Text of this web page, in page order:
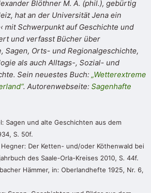
Blöthner M. A. (phil.), gebürtig
hat an der Universität Jena ein
mit Schwerpunkt auf Geschichte und
und verfasst Bücher über
Sagen, Orts- und Regionalgeschichte,
als auch Alltags-, Sozial- und
Sein neuestes Buch: „Wetterextreme
. Autorenwebseite: Sagenhafte
Sagen und alte Geschichten aus dem
S. 50f.
Der Ketten- und/oder Köthenwald bei
des Saale-Orla-Kreises 2010, S. 44f.
Hämmer, in: Oberlandhefte 1925, Nr. 6,